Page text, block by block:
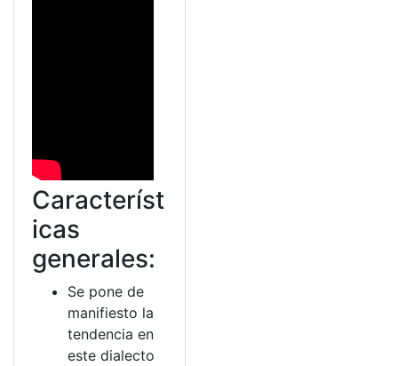
Característ
icas
generales:
Se pone de
manifiesto la
tendencia en
este dialecto